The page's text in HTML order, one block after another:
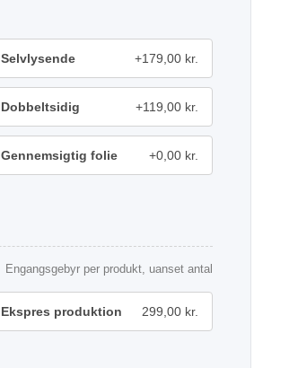
Selvlysende +179,00 kr.
Dobbeltsidig +119,00 kr.
Gennemsigtig folie +0,00 kr.
Engangsgebyr per produkt, uanset antal
Ekspres produktion 299,00 kr.